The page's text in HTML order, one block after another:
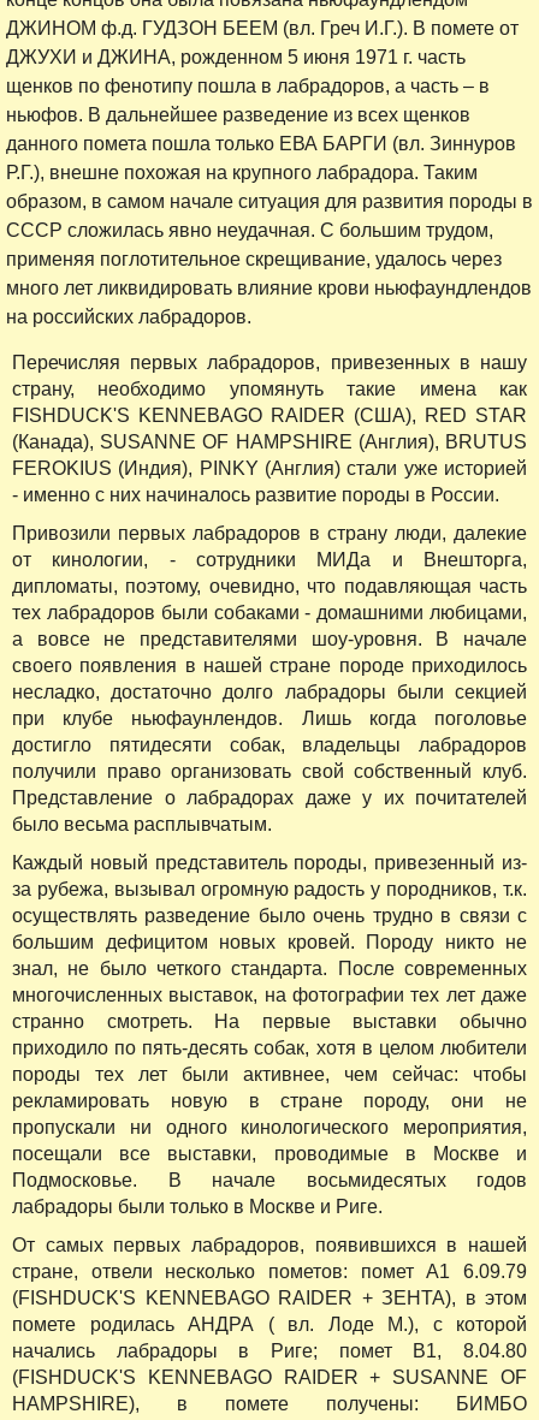
ДЖИНОМ ф.д. ГУДЗОН БЕЕМ (вл. Греч И.Г.). В помете от
ДЖУХИ и ДЖИНА, рожденном 5 июня 1971 г. часть
щенков по фенотипу пошла в лабрадоров, а часть – в
ньюфов. В дальнейшее разведение из всех щенков
данного помета пошла только ЕВА БАРГИ (вл. Зиннуров
Р.Г.), внешне похожая на крупного лабрадора. Таким
образом, в самом начале ситуация для развития породы в
СССР сложилась явно неудачная. С большим трудом,
применяя поглотительное скрещивание, удалось через
много лет ликвидировать влияние крови ньюфаундлендов
на российских лабрадоров.
Перечисляя первых лабрадоров, привезенных в нашу
страну, необходимо упомянуть такие имена как
FISHDUCK'S KENNEBAGO RAIDER (США), RED STAR
(Канада), SUSANNE OF HAMPSHIRE (Англия), BRUTUS
FEROKIUS (Индия), PINKY (Англия) стали уже историей
- именно с них начиналось развитие породы в России.
Привозили первых лабрадоров в страну люди, далекие
от кинологии, - сотрудники МИДа и Внешторга,
дипломаты, поэтому, очевидно, что подавляющая часть
тех лабрадоров были собаками - домашними любицами,
а вовсе не представителями шоу-уровня. В начале
своего появления в нашей стране породе приходилось
несладко, достаточно долго лабрадоры были секцией
при клубе ньюфаунлендов. Лишь когда поголовье
достигло пятидесяти собак, владельцы лабрадоров
получили право организовать свой собственный клуб.
Представление о лабрадорах даже у их почитателей
было весьма расплывчатым.
Каждый новый представитель породы, привезенный из-
за рубежа, вызывал огромную радость у породников, т.к.
осуществлять разведение было очень трудно в связи с
большим дефицитом новых кровей. Породу никто не
знал, не было четкого стандарта. После современных
многочисленных выставок, на фотографии тех лет даже
странно смотреть. На первые выставки обычно
приходило по пять-десять собак, хотя в целом любители
породы тех лет были активнее, чем сейчас: чтобы
рекламировать новую в стране породу, они не
пропускали ни одного кинологического мероприятия,
посещали все выставки, проводимые в Москве и
Подмосковье. В начале восьмидесятых годов
лабрадоры были только в Москве и Риге.
От самых первых лабрадоров, появившихся в нашей
стране, отвели несколько пометов: помет А1 6.09.79
(FISHDUCK'S KENNEBAGO RAIDER + ЗЕНТА), в этом
помете родилась АНДРА ( вл. Лоде М.), с которой
начались лабрадоры в Риге; помет В1, 8.04.80
(FISHDUCK'S KENNEBAGO RAIDER + SUSANNE OF
HAMPSHIRE), в помете получены: БИМБО